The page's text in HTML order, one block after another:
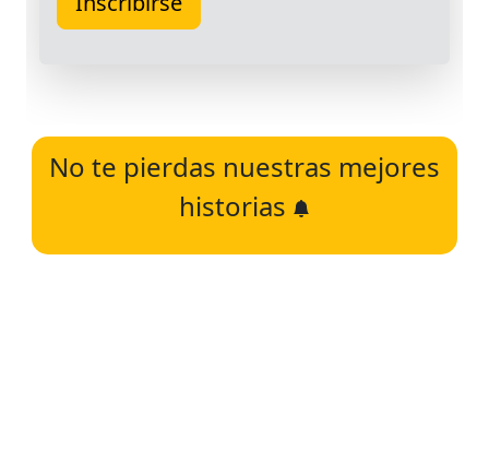
No te pierdas nuestras mejores
historias